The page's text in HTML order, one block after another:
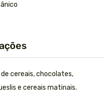
cereais, chocolates,
e cereais matinais.